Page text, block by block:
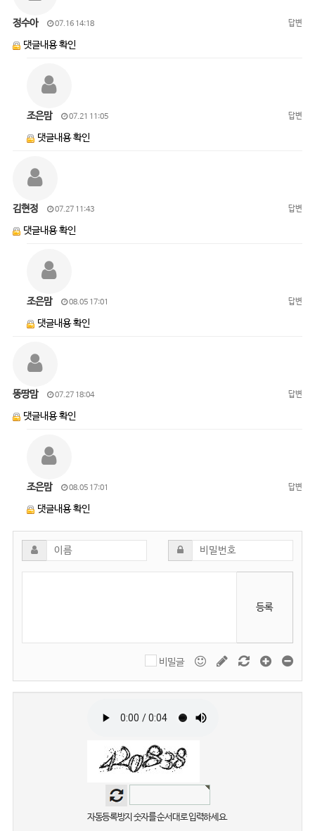
정수아 07.16 14:18 답변
댓글내용 확인
조은맘 07.21 11:05 답변
댓글내용 확인
김현정 07.27 11:43 답변
댓글내용 확인
조은맘 08.05 17:01 답변
댓글내용 확인
뚱땅맘 07.27 18:04 답변
댓글내용 확인
조은맘 08.05 17:01 답변
댓글내용 확인
등록
비밀글
자동등록방지 숫자를 순서대로 입력하세요.